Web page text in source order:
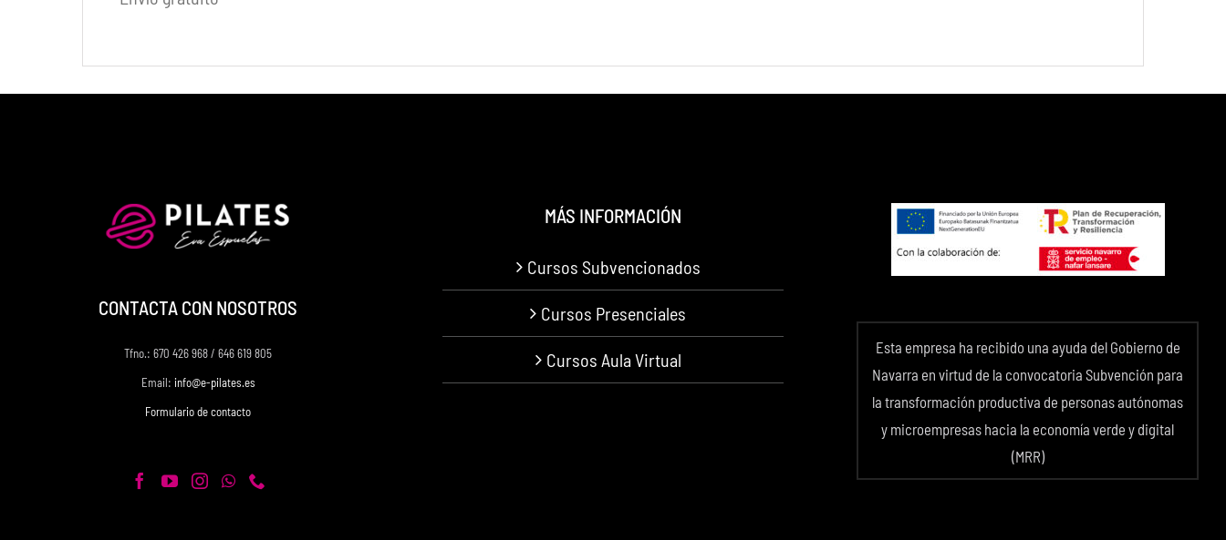
CONTACTA CON NOSOTROS
Tfno.: 670 426 968 / 646 619 805
Email: info@e-pilates.es
Formulario de contacto
MÁS INFORMACIÓN
Cursos Subvencionados
Cursos Presenciales
Cursos Aula Virtual
Esta empresa ha recibido una ayuda del Gobierno de
Navarra en virtud de la convocatoria Subvención para
la transformación productiva de personas autónomas
y microempresas hacia la economía verde y digital
(MRR)